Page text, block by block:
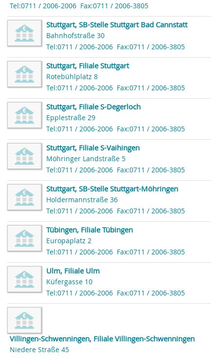
Tel:0711 / 2006-2006 Fax:0711 / 2006-3805
Stuttgart, SB-Stelle Stuttgart Bad Cannstatt
Bahnhofstraße 30
Tel:0711 / 2006-2006 Fax:0711 / 2006-3805
Stuttgart, Filiale Stuttgart
Rotebühlplatz 8
Tel:0711 / 2006-2006 Fax:0711 / 2006-3805
Stuttgart, Filiale S-Degerloch
Epplestraße 29
Tel:0711 / 2006-2006 Fax:0711 / 2006-3805
Stuttgart, Filiale S-Vaihingen
Möhringer Landstraße 5
Tel:0711 / 2006-2006 Fax:0711 / 2006-3805
Stuttgart, SB-Stelle Stuttgart-Möhringen
Holdermannstraße 36
Tel:0711 / 2006-2006 Fax:0711 / 2006-3805
Tübingen, Filiale Tübingen
Europaplatz 2
Tel:0711 / 2006-2006 Fax:0711 / 2006-3805
Ulm, Filiale Ulm
Küfergasse 10
Tel:0711 / 2006-2006 Fax:0711 / 2006-3805
Villingen-Schwenningen, Filiale Villingen-Schwenningen
Niedere Straße 45